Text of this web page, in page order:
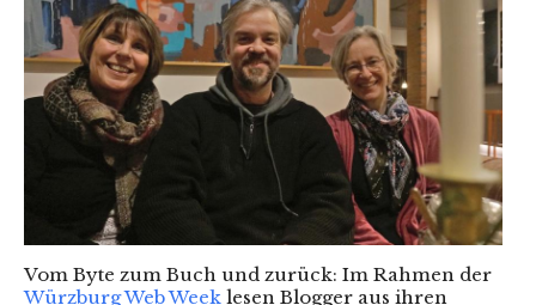
Vom Byte zum Buch und zurück: Im Rahmen der
Würzburg Web Week lesen Blogger aus ihren